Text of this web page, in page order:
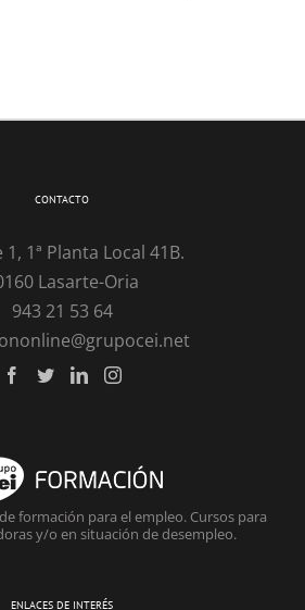
CONTACTO
1, 1ª Planta Local 41B.
Lasarte-Oria
943 21 53 64
formación para el empleo. Cursos para
y/o en situación de desempleo.
ENLACES DE INTERÉS